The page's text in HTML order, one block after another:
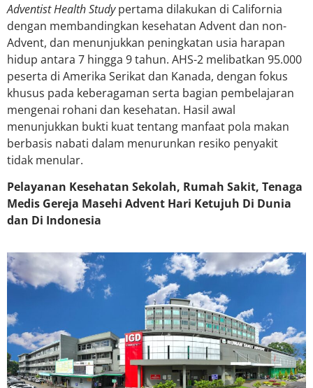
Adventist Health Studypertama dilakukan di California
dengan membandingkan kesehatan Advent dan non-
Advent, dan menunjukkan peningkatan usia harapan
hidup antara 7 hingga 9 tahun. AHS-2 melibatkan 95.000
peserta di Amerika Serikat dan Kanada, dengan fokus
khusus pada keberagaman serta bagian pembelajaran
mengenai rohani dan kesehatan. Hasil awal
menunjukkan bukti kuat tentang manfaat pola makan
berbasis nabati dalam menurunkan resiko penyakit
tidak menular.
Pelayanan Kesehatan Sekolah, Rumah Sakit, Tenaga
Medis Gereja Masehi Advent Hari Ketujuh Di Dunia
dan Di Indonesia